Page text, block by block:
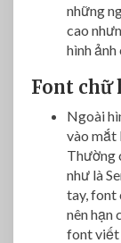
những
cao
hình
Font chữ
Ngoài
vào mắt
Thường
như là
tay, font
nên hạn
font viết